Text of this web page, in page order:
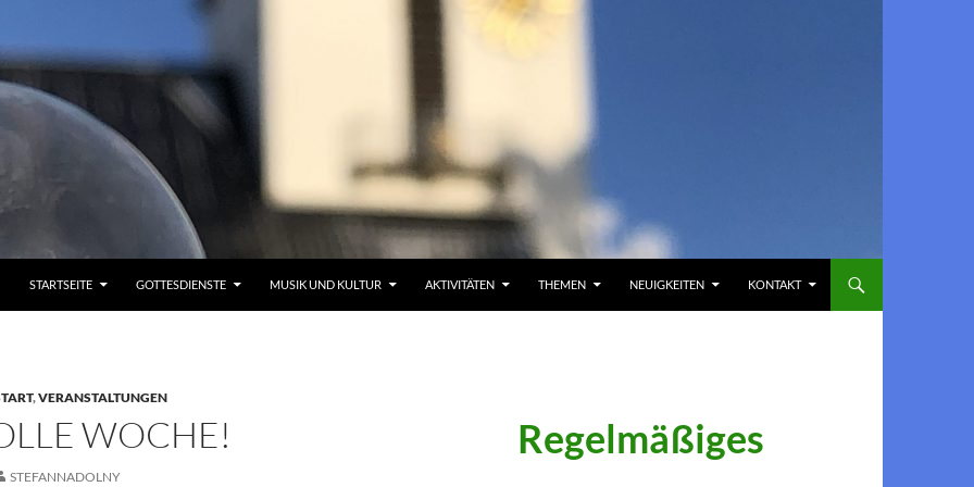
STARTSEITE GOTTESDIENSTE MUSIK UND KULTUR AKTIVITÄTEN THEMEN NEUIGKEITEN KONTAKT
,VERANSTALTUNGEN
WOCHE!
STEFANNADOLNY
Regelmäßiges